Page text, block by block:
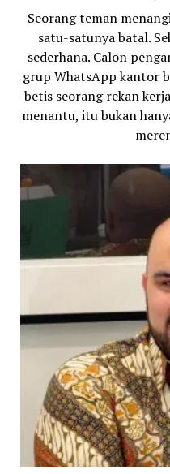
Seorang teman
satu-satunya batal.
sederhana. Calon
grup WhatsApp kantor
betis seorang rekan
menantu, itu bukan